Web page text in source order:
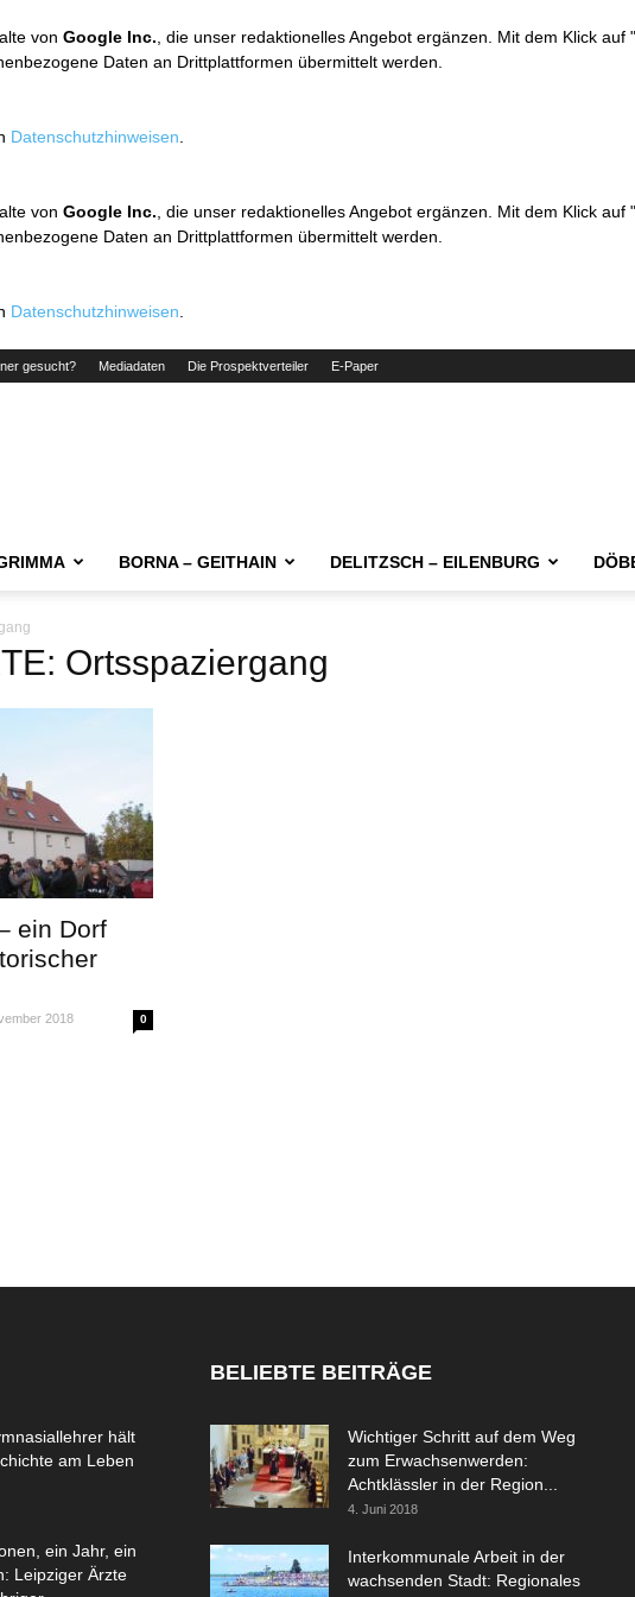
von Google Inc. , die unser redaktionelles Angebot ergänzen. Mit dem Klick
Daten an Drittplattformen übermittelt werden.
Datenschutzhinweisen
von Google Inc. , die unser redaktionelles Angebot ergänzen. Mit dem Klick
Daten an Drittplattformen übermittelt werden.
Datenschutzhinweisen
gesucht? Mediadaten Die Prospektverteiler E-Paper
BORNA – GEITHAIN DELITZSCH – EILENBURG
Ortsspaziergang
ein Dorf
2018 0
hält
am Leben
ein Jahr, ein
Leipziger Ärzte
BELIEBTE BEITRÄGE
Wichtiger Schritt auf dem Weg
zum Erwachsenwerden:
Achtklässler in der Region...
4. Juni 2018
Interkommunale Arbeit in der
wachsenden Stadt: Regionales